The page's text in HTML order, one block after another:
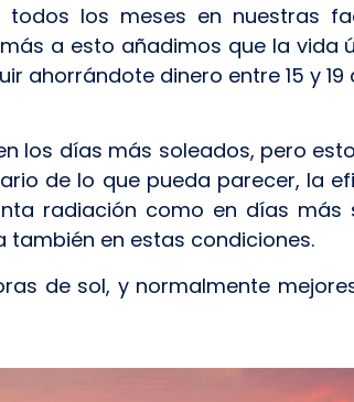
los meses en nuestras
a esto añadimos que la vida
ahorrándote dinero entre 15 y 19
los días más soleados, pero
de lo que pueda parecer, la
radiación como en días más
en estas condiciones.
de sol, y normalmente